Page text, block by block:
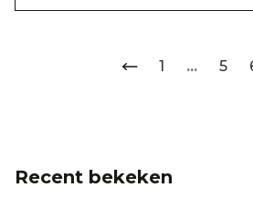
1 ... 5
Recent bekeken